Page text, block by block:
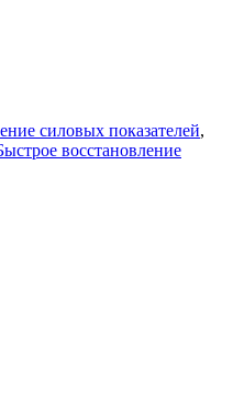
силовых показателей,
восстановление